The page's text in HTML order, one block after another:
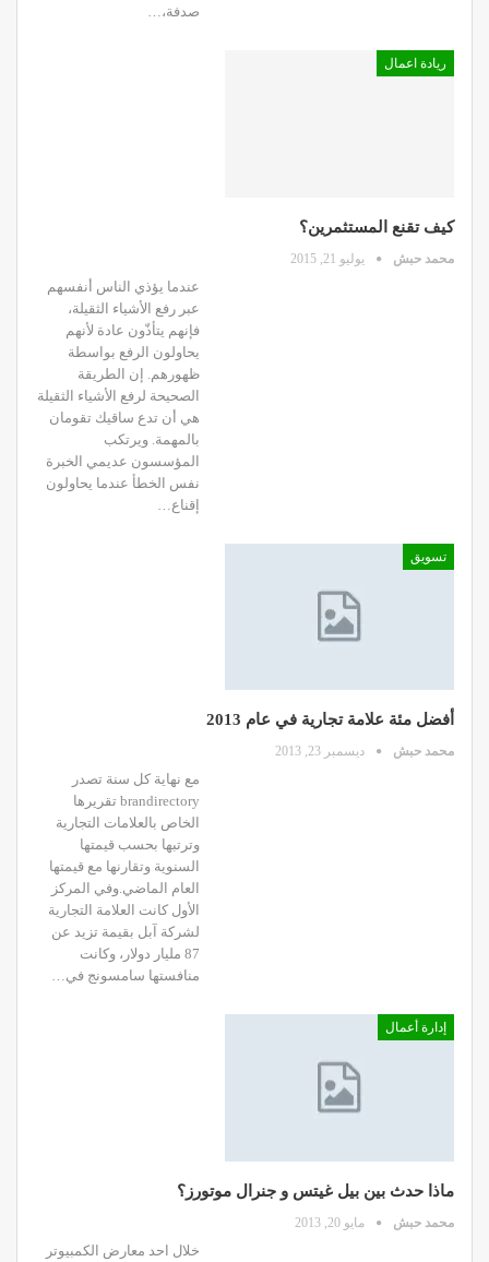
صدفة،…
ريادة اعمال
كيف تقنع المستثمرين؟
محمد حبش يوليو 21, 2015
عندما يؤذي الناس أنفسهم
عبر رفع الأشياء الثقيلة،
فإنهم يتأذّون عادة لأنهم
يحاولون الرفع بواسطة
ظهورهم. إن الطريقة
الصحيحة لرفع الأشياء الثقيلة
هي أن تدع ساقيك تقومان
بالمهمة. ويرتكب
المؤسسون عديمي الخبرة
نفس الخطأ عندما يحاولون
إقناع…
تسويق
أفضل مئة علامة تجارية في عام 2013
محمد حبش ديسمبر 23, 2013
مع نهاية كل سنة تصدر
brandirectory تقريرها
الخاص بالعلامات التجارية
وترتبها بحسب قيمتها
السنوية وتقارنها مع قيمتها
العام الماضي.وفي المركز
الأول كانت العلامة التجارية
لشركة آبل بقيمة تزيد عن
87 مليار دولار، وكانت
منافستها سامسونج في…
إدارة أعمال
ماذا حدث بين بيل غيتس و جنرال موتورز؟
محمد حبش مايو 20, 2013
خلال احد معارض الكمبيوتر